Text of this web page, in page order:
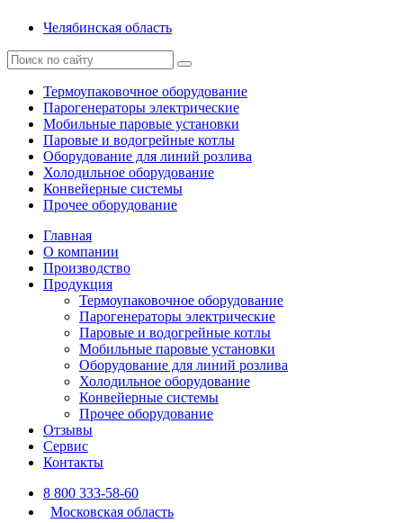
Челябинская область
Термоупаковочное оборудование
Парогенераторы электрические
Мобильные паровые установки
Паровые и водогрейные котлы
Оборудование для линий розлива
Холодильное оборудование
Конвейерные системы
Прочее оборудование
Главная
О компании
Производство
Продукция
Термоупаковочное оборудование
Парогенераторы электрические
Паровые и водогрейные котлы
Мобильные паровые установки
Оборудование для линий розлива
Холодильное оборудование
Конвейерные системы
Прочее оборудование
Отзывы
Сервис
Контакты
8 800 333-58-60
Московская область